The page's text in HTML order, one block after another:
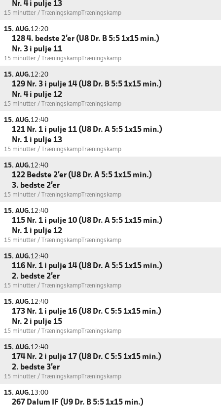
Nr. 4 i pulje 13
15 minutter / Træningskamp Træningskamp
15. AUG.12:20
128 4. bedste 2'er (U8 Dr. B 5:5 1x15 min.)
Nr. 3 i pulje 11
15 minutter / Træningskamp Træningskamp
15. AUG.12:20
129 Nr. 3 i pulje 14 (U8 Dr. B 5:5 1x15 min.)
Nr. 4 i pulje 12
15 minutter / Træningskamp Træningskamp
15. AUG.12:40
121 Nr. 1 i pulje 11 (U8 Dr. A 5:5 1x15 min.)
Nr. 1 i pulje 13
15 minutter / Træningskamp Træningskamp
15. AUG.12:40
122 Bedste 2'er (U8 Dr. A 5:5 1x15 min.)
3. bedste 2'er
15 minutter / Træningskamp Træningskamp
15. AUG.12:40
115 Nr. 1 i pulje 10 (U8 Dr. A 5:5 1x15 min.)
Nr. 1 i pulje 12
15 minutter / Træningskamp Træningskamp
15. AUG.12:40
116 Nr. 1 i pulje 14 (U8 Dr. A 5:5 1x15 min.)
2. bedste 2'er
15 minutter / Træningskamp Træningskamp
15. AUG.12:40
173 Nr. 1 i pulje 16 (U8 Dr. C 5:5 1x15 min.)
Nr. 2 i pulje 15
15 minutter / Træningskamp Træningskamp
15. AUG.12:40
174 Nr. 2 i pulje 17 (U8 Dr. C 5:5 1x15 min.)
2. bedste 3'er
15 minutter / Træningskamp Træningskamp
15. AUG.13:00
267 Dalum IF (U9 Dr. B 5:5 1x15 min.)